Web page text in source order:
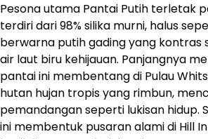
Pesona utama Pantai Putih terletak
terdiri dari 98% silika murni, halus
berwarna putih gading yang kontras
air laut biru kehijauan. Panjangnya
pantai ini membentang di Pulau
hutan hujan tropis yang rimbun,
pemandangan seperti lukisan hidup.
ini membentuk pusaran alami di Hill